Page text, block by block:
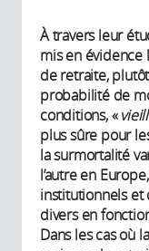
À travers leur
mis en évidence
de retraite,
probabilité de
conditions, «
plus sûre pour
la surmortalité
l’autre en
institutionnels et
divers en
Dans les cas où